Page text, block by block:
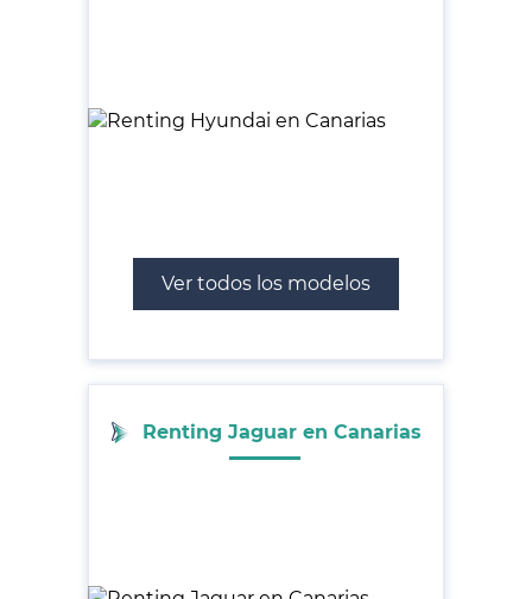
Ver todos los modelos
Renting Jaguar en Canarias